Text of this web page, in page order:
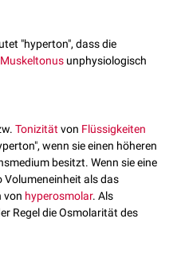
"hyperton", dass die
Muskeltonus unphysiologisch
Tonizitätvon Flüssigkeiten
wenn sie einen höheren
besitzt. Wenn sie eine
Volumeneinheit als das
von hyperosmolar. Als
Regel die Osmolarität des